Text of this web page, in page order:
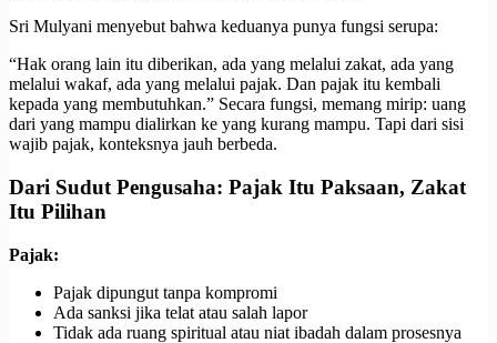
Sri Mulyani menyebut bahwa keduanya punya fungsi serupa:
“Hak orang lain itu diberikan, ada yang melalui zakat, ada yang
melalui wakaf, ada yang melalui pajak. Dan pajak itu kembali
kepada yang membutuhkan.” Secara fungsi, memang mirip: uang
dari yang mampu dialirkan ke yang kurang mampu. Tapi dari sisi
wajib pajak, konteksnya jauh berbeda.
Dari Sudut Pengusaha: Pajak Itu Paksaan, Zakat
Itu Pilihan
Pajak:
Pajak dipungut tanpa kompromi
Ada sanksi jika telat atau salah lapor
Tidak ada ruang spiritual atau niat ibadah dalam prosesnya